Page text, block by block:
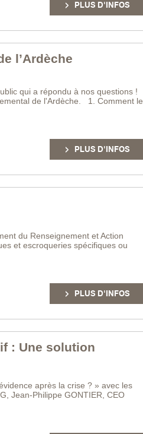
PLUS D'INFOS
l’Ardèche
qui a répondu à nos questions !
de l'Ardèche. 1. Comment le
PLUS D'INFOS
du Renseignement et Action
et escroqueries spécifiques ou
PLUS D'INFOS
: Une solution
après la crise ? » avec les
Jean-Philippe GONTIER, CEO